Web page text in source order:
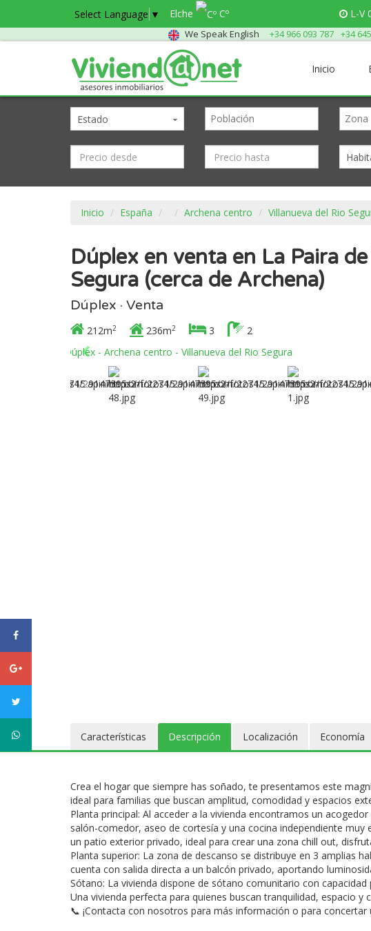
Select Language ▼ Elche Cº L-V
We Speak English +34 966 093 787 +34
Inicio
Estado
Inicio España Archena centro Villanueva del Rio
Dúplex en venta en La Paira
Segura (cerca de Archena)
Dúplex · Venta
212m2 236m2 3 2
Características Descripción Localización Economía
Crea el hogar que siempre has soñado, te presentamos este
ideal para familias que buscan amplitud, comodidad y espacios
Planta principal: Al acceder a la vivienda encontramos un
salón-comedor, aseo de cortesía y una cocina independiente
un patio exterior privado, ideal para crear una zona chill out,
Planta superior: La zona de descanso se distribuye en 3 amplias
cuenta con salida directa a un balcón privado, aportando
Sótano: La vivienda dispone de sótano comunitario con
Una vivienda perfecta para quienes buscan tranquilidad, espacio
📞 ¡Contacta con nosotros para más información o para concertar
facebook
Google
twitter
WhatsApp